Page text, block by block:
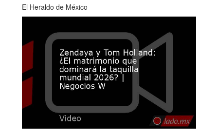
El Heraldo de México